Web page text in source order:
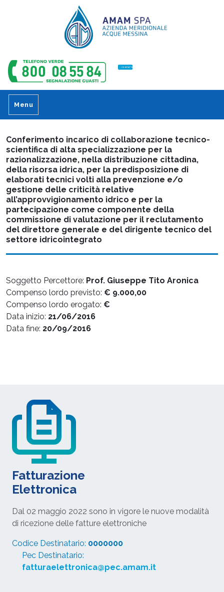
CONTATTI
Menu
Conferimento incarico di collaborazione tecnico­
scientifica di alta specializzazione per la
razionalizzazione, nella distribuzione cittadina,
della risorsa idrica, per la predisposizione di
elaborati tecnici volti alla prevenzione e/o
gestione delle criticità relative
all’approvvigionamento idrico e per la
partecipazione come componente della
commissione di valutazione per il reclutamento
del direttore generale e del dirigente tecnico del
settore idrico­integrato
Soggetto Percettore: Prof. Giuseppe Tito Aronica
Compenso lordo previsto: € 9.000,00
Compenso lordo erogato: €
Data inizio: 21/06/2016
Data fine: 20/09/2016
Fatturazione
Elettronica
Dal 02 maggio 2022 sono in vigore le nuove modalità
di ricezione delle fatture elettroniche
Codice Destinatario: 0000000
Pec Destinatario:
fatturaelettronica@pec.amam.it